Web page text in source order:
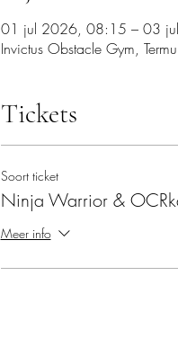
01 jul 2026, 08:15 – 03
Invictus Obstacle Gym,
Tickets
Soort ticket
Ninja Warrior &
Meer info